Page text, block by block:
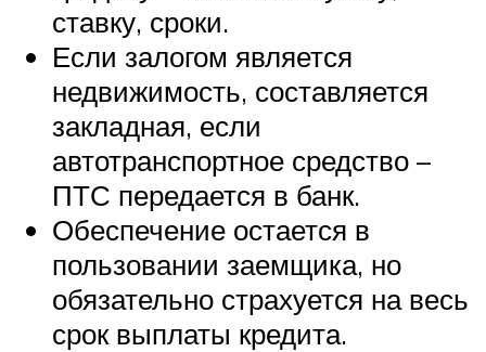
ставку, сроки.
Если залогом является
недвижимость, составляется
закладная, если
автотранспортное средство –
ПТС передается в банк.
Обеспечение остается в
пользовании заемщика, но
обязательно страхуется на весь
срок выплаты кредита.